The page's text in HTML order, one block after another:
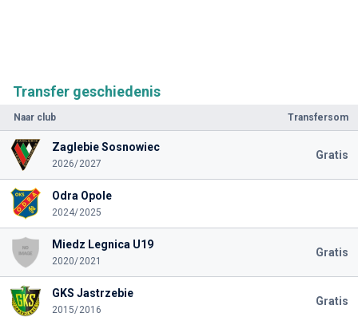
Transfer geschiedenis
Naar club Transfersom
Zaglebie Sosnowiec
2026/2027
Gratis
Odra Opole
2024/2025
Miedz Legnica U19
2020/2021
Gratis
GKS Jastrzebie
2015/2016
Gratis